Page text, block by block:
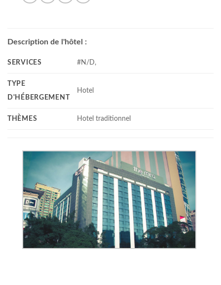
Description de l'hôtel :
SERVICES #N/D,
TYPE
D'HÉBERGEMENT
Hotel
THÈMES Hotel traditionnel